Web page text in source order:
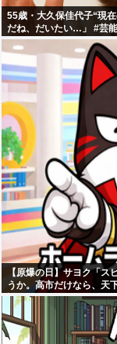
55歳・大久保佳代子“現
だね、だいたい…」 #芸
ことあるけどどうなん
【原爆の日】サヨク「ス
うか。高市だけなら、天
説してました